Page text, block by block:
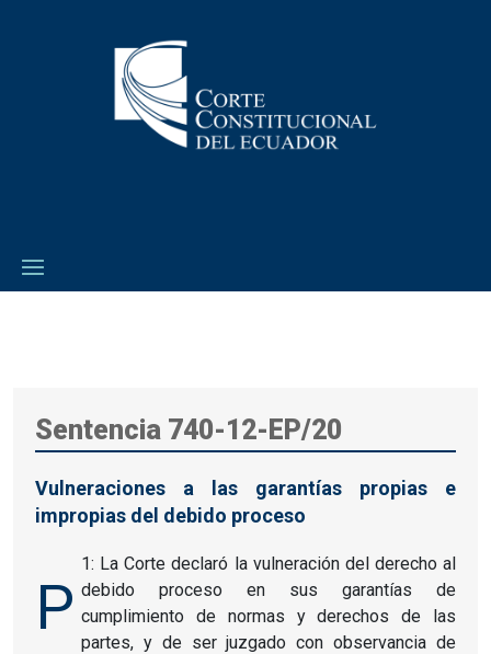
Sentencia 740-12-EP/20
Vulneraciones a las garantías propias e
impropias del debido proceso
P
1: La Corte declaró la vulneración del derecho al
debido proceso en sus garantías de
cumplimiento de normas y derechos de las
partes, y de ser juzgado con observancia de